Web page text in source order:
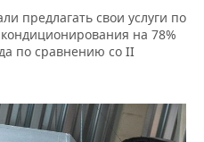
предлагать свои услуги по
на 78%
по сравнению со II